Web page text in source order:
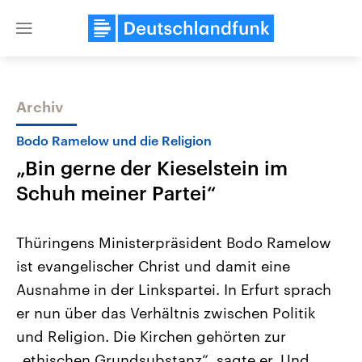
Close
Themen
Landtagswahl Sachsen-Anhalt
2026
Alle Informationen
Sachsen-Anhalt wählt am 6.
September 2026 einen neuen
Landtag. Seit 2021 wird das
Bundesland von einer Koalition aus
USA
Aktuelle Beiträge,
Hintergründe
Wirtschaftlich und
gehören die Vereinigten
den mächtigsten Ländern
mit großem Einfluss auf
Archiv
Bodo Ramelow und die Religion
„Bin gerne der Kieselstein im
Schuh meiner Partei“
Thüringens Ministerpräsident Bodo Ramelow
ist evangelischer Christ und damit eine
Ausnahme in der Linkspartei. In Erfurt sprach
er nun über das Verhältnis zwischen Politik
und Religion. Die Kirchen gehörten zur